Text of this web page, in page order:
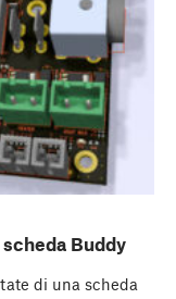
Buddy
di una scheda